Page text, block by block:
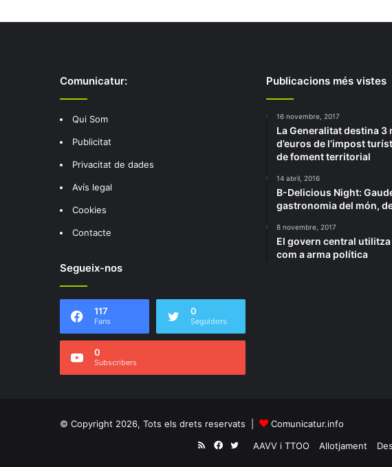
Comunicatur:
Qui Som
Publicitat
Privacitat de dades
Avís legal
Cookies
Contacte
Segueix-nos
117
Fans
0
Seguidors
0
Subscribers
Publicacions més vistes
16 novembre, 2017
La Generalitat destina 3
d’euros de l’impost
de foment territorial
14 abril, 2016
B-Delicious Night:
gastronomia del món,
8 novembre, 2017
El govern central
com a arma política
© Copyright 2026, Tots els drets reservats |
Comunicatur.info
AAVV i TTOO
Allotjament
RSSFacebook
Twitter